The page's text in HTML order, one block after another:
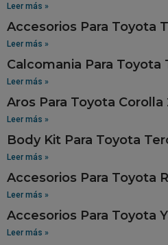
Leer más »
Accesorios Para Toyota
Leer más »
Calcomania Para Toyota
Leer más »
Aros Para Toyota Corolla
Leer más »
Body Kit Para Toyota
Leer más »
Accesorios Para Toyota
Leer más »
Accesorios Para Toyota
Leer más »